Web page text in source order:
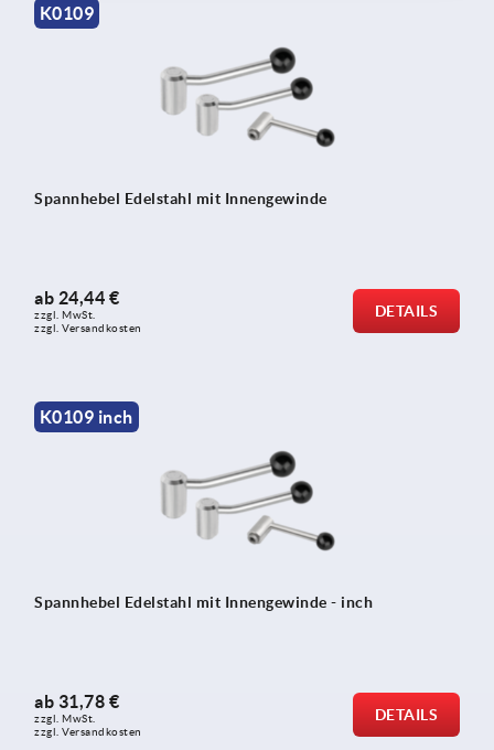
K0109
Spannhebel Edelstahl mit Innengewinde
ab 24,44 €
zzgl. MwSt.
zzgl. Versandkosten
DETAILS
K0109 inch
Spannhebel Edelstahl mit Innengewinde - inch
ab 31,78 €
zzgl. MwSt.
zzgl. Versandkosten
DETAILS